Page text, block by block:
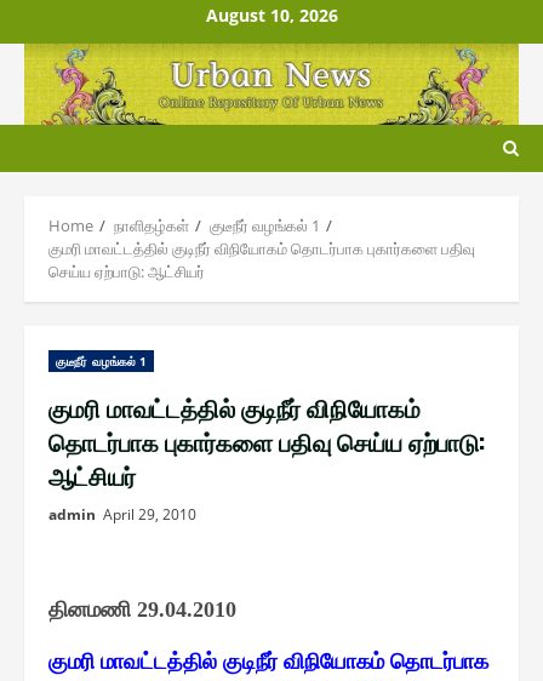
to
content
August 10, 2026
Home நாளிதழ்௧ள்
குடீநீர் வழங்௧ல் 1
குமரி மாவட்டத்தில் குடிநீர் விநியோகம் தொடர்பாக புகார்களை பதிவு
செய்ய ஏற்பாடு: ஆட்சியர்
குடீநீர் வழங்௧ல் 1
குமரி மாவட்டத்தில் குடிநீர் விநியோகம்
தொடர்பாக புகார்களை பதிவு செய்ய ஏற்பாடு:
ஆட்சியர்
admin April 29, 2010
தினமணி 29.04.2010
குமரி மாவட்டத்தில் குடிநீர் விநியோகம் தொடர்பாக